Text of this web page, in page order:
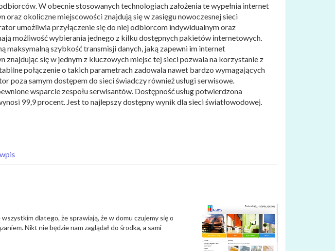
W obecnie stosowanych technologiach założenia te wypełnia internet
oraz okoliczne miejscowości znajdują się w zasięgu nowoczesnej sieci
umożliwia przyłączenie się do niej odbiorcom indywidualnym oraz
możliwość wybierania jednego z kilku dostępnych pakietów internetowych.
maksymalną szybkość transmisji danych, jaką zapewni im internet
znajdując się w jednym z kluczowych miejsc tej sieci pozwala na korzystanie z
połączenie o takich parametrach zadowala nawet bardzo wymagających
poza samym dostępem do sieci świadczy również usługi serwisowe.
wsparcie zespołu serwisantów. Dostępność usług potwierdzona
99,9 procent. Jest to najlepszy dostępny wynik dla sieci światłowodowej.
dlatego, że sprawiają, że w domu czujemy się o
Nikt nie będzie nam zaglądał do środka, a sami